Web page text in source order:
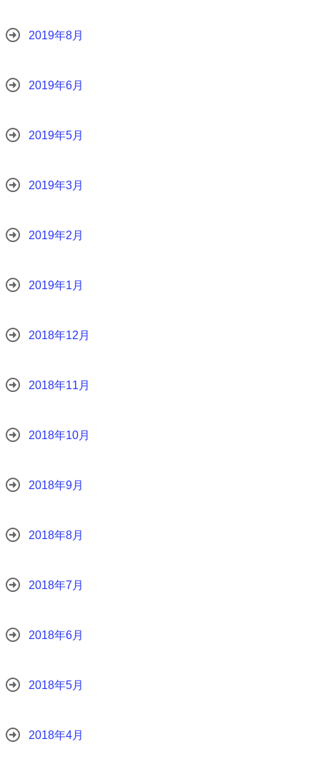
2019年8月
2019年6月
2019年5月
2019年3月
2019年2月
2019年1月
2018年12月
2018年11月
2018年10月
2018年9月
2018年8月
2018年7月
2018年6月
2018年5月
2018年4月